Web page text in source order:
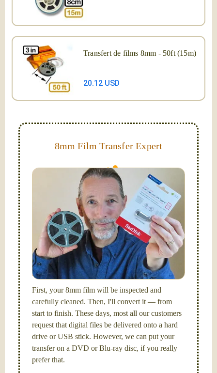
Transfert de films 8mm - 50ft (15m)
20.12 USD
8mm Film Transfer Expert
Simplify - get your films in a "grab and go" format!
We transfer 8mm or Super 8 films onto a handy USB
stick (or hard drive.)
Hello, I'm Nathaniel. My wife Laura and I are
FilmFix — a two person team.
I am the technical expert with adegree in motion
picture and photography, from Brooks Institute,
Santa Barbara, CA.
First, your 8mm film will be inspected and
carefully cleaned. Then, I'll convert it — from
start to finish. These days, most all our customers
request that digital files be delivered onto a hard
drive or USB stick. However, we can put your
transfer on a DVD or Blu-ray disc, if you really
prefer that.